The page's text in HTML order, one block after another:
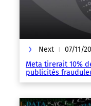
Next | 07/11/
Meta tirerait 10%
publicités